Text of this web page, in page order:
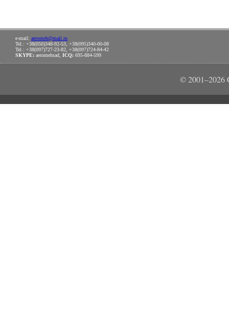
e-mail: aeromeh@mail.ru
Tel.: +38(050)348-92-53, +38(095)340-00-08
Tel.: +38(097)727-23-82, +38(097)724-84-42
SKYPE: aeromehsad, ICQ: 695-884-599
© 2001–2026